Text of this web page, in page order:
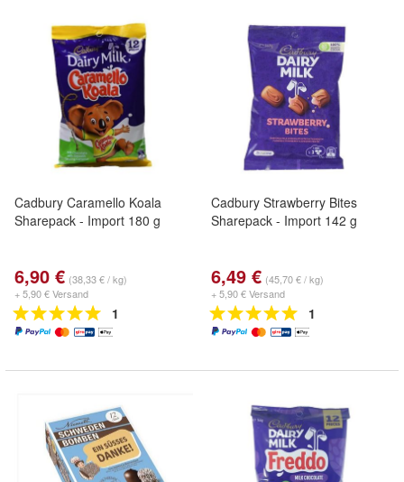
Cadbury Caramello Koala
Sharepack - Import 180 g
6,90 € (38,33 € / kg)
+ 5,90 € Versand
1
Cadbury Strawberry Bites
Sharepack - Import 142 g
6,49 € (45,70 € / kg)
+ 5,90 € Versand
1